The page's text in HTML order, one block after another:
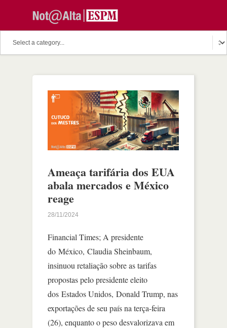
Ameaça tarifária dos EUA
abala mercados e México
reage
28/11/2024
Financial Times; A presidente
do México, Claudia Sheinbaum,
insinuou retaliação sobre as tarifas
propostas pelo presidente eleito
dos Estados Unidos, Donald Trump, nas
exportações de seu país na terça-feira
(26), enquanto o peso desvalorizava em